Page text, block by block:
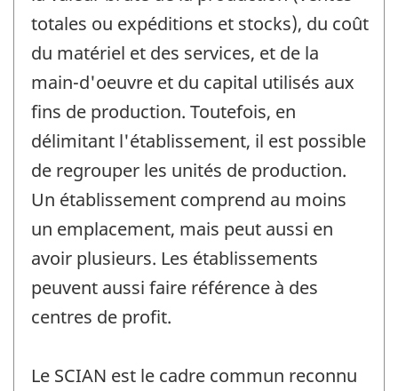
totales ou expéditions et stocks), du coût
du matériel et des services, et de la
main-d'oeuvre et du capital utilisés aux
fins de production. Toutefois, en
délimitant l'établissement, il est possible
de regrouper les unités de production.
Un établissement comprend au moins
un emplacement, mais peut aussi en
avoir plusieurs. Les établissements
peuvent aussi faire référence à des
centres de profit.
Le SCIAN est le cadre commun reconnu